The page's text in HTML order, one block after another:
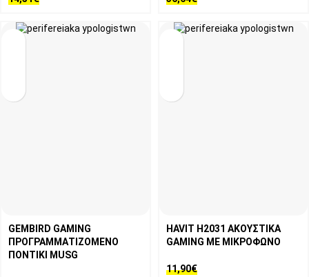
GEMBIRD GAMING
ΠΡΟΓΡΑΜΜΑΤΙΖΟΜΕΝΟ
ΠΟΝΤΙΚΙ MUSG
HAVIT H2031 ΑΚΟΥΣΤΙΚΑ
GAMING ΜΕ ΜΙΚΡΟΦΩΝΟ
11,90€